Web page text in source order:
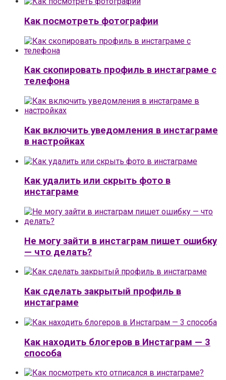
Как посмотреть фотографии
Как скопировать профиль в инстаграме с
телефона
Как включить уведомления в инстаграме
в настройках
Как удалить или скрыть фото в
инстаграме
Не могу зайти в инстаграм пишет ошибку
— что делать?
Как сделать закрытый профиль в
инстаграме
Как находить блогеров в Инстаграм — 3
способа